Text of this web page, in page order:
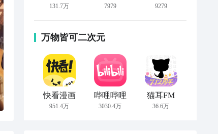
131.7万 7979 9279
万物皆可二次元
快看漫画
951.4万
哔哩哔哩
3030.4万
猫耳FM
36.6万